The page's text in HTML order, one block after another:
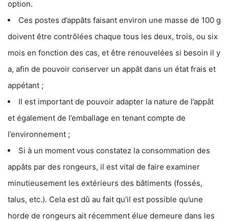
option.
Ces postes d’appâts faisant environ une masse de 100 g
doivent être contrôlées chaque tous les deux, trois, ou six
mois en fonction des cas, et être renouvelées si besoin il y
a, afin de pouvoir conserver un appât dans un état frais et
appétant ;
Il est important de pouvoir adapter la nature de l’appât
et également de l’emballage en tenant compte de
l’environnement ;
Si à un moment vous constatez la consommation des
appâts par des rongeurs, il est vital de faire examiner
minutieusement les extérieurs des bâtiments (fossés,
talus, etc.). Cela est dû au fait qu’il est possible qu’une
horde de rongeurs ait récemment élue demeure dans les